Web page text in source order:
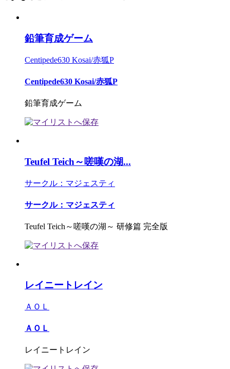
鉛筆育成ゲーム
Centipede630 Kosai/赤狐P
Centipede630 Kosai/赤狐P
鉛筆育成ゲーム
Teufel Teich～嗟嘆の湖...
サークル：マジェスティ
サークル：マジェスティ
Teufel Teich～嗟嘆の湖～ 研修篇 完全版
レイニートレイン
ＡＯＬ
ＡＯＬ
レイニートレイン